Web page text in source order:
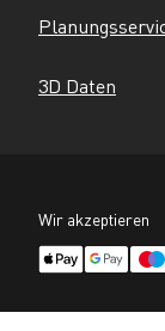
3D Daten
Wir akzeptieren